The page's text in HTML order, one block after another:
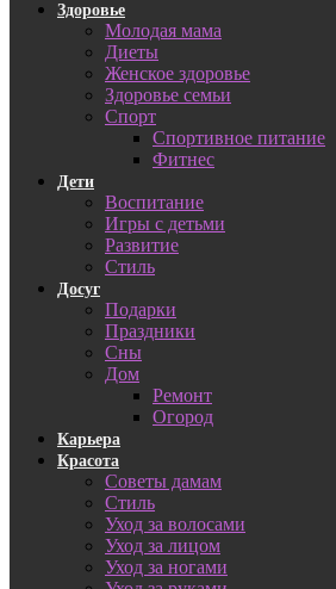
Здоровье
Молодая мама
Диеты
Женское здоровье
Здоровье семьи
Спорт
Спортивное питание
Фитнес
Дети
Воспитание
Игры с детьми
Развитие
Стиль
Досуг
Подарки
Праздники
Сны
Дом
Ремонт
Огород
Карьера
Красота
Советы дамам
Стиль
Уход за волосами
Уход за лицом
Уход за ногами